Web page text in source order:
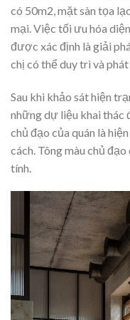
có 50m2, mặt sàn tọa
mại. Việc tối ưu hóa
được xác định là giải
chị có thể duy trì và
Sau khi khảo sát hiện
những dự liệu khai thác
chủ đạo của quán là
cách. Tông màu chủ
tính.